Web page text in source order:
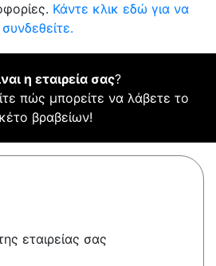
Κάντε κλικ εδώ για να
συνδεθείτε.
η εταιρεία σας?
πώς μπορείτε να λάβετε το
βραβείων!
εταιρείας σας